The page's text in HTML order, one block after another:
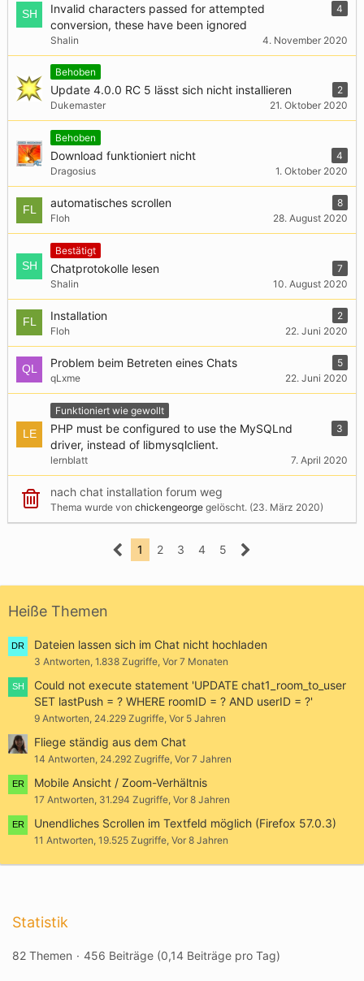
Invalid characters passed for attempted
conversion, these have been ignored
4
Shalin 4. November 2020
Behoben
Update 4.0.0 RC 5 lässt sich nicht installieren
2
Dukemaster
21. Oktober 2020
Behoben
Download funktioniert nicht
4
Dragosius
1. Oktober 2020
automatisches scrollen
8
Floh
28. August 2020
Bestätigt
Chatprotokolle lesen
7
Shalin
10. August 2020
Installation
2
Floh
22. Juni 2020
Problem beim Betreten eines Chats
5
qLxme
22. Juni 2020
Funktioniert wie gewollt
PHP must be configured to use the MySQLnd
driver, instead of libmysqlclient.
3
lernblatt 7. April 2020
nach chat installation forum weg
Thema wurde von chickengeorge gelöscht. (23. März 2020)
1 2 3 4 5
Heiße Themen
Dateien lassen sich im Chat nicht hochladen
3 Antworten, 1.838 Zugriffe, Vor 7 Monaten
Could not execute statement 'UPDATE chat1_room_to_user
SET lastPush = ? WHERE roomID = ? AND userID = ?'
9 Antworten, 24.229 Zugriffe, Vor 5 Jahren
Fliege ständig aus dem Chat
14 Antworten, 24.292 Zugriffe, Vor 7 Jahren
Mobile Ansicht / Zoom-Verhältnis
17 Antworten, 31.294 Zugriffe, Vor 8 Jahren
Unendliches Scrollen im Textfeld möglich (Firefox 57.0.3)
11 Antworten, 19.525 Zugriffe, Vor 8 Jahren
Statistik
82 Themen 456 Beiträge (0,14 Beiträge pro Tag)